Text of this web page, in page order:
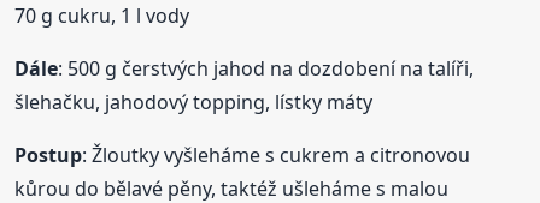
70 g cukru, 1 l vody
Dále: 500 g čerstvých jahod na dozdobení na talíři,
šlehačku, jahodový topping, lístky máty
Postup: Žloutky vyšleháme s cukrem a citronovou
kůrou do bělavé pěny, taktéž ušleháme s malou